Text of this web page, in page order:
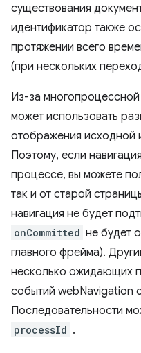
существования
идентификатор также
протяжении всего
(при нескольких
Из-за
может использовать
отображения исходной
Поэтому, если
процессе, вы можете
так и от старой
навигация не будет
onCommitted не будет
главного фрейма).
несколько ожидающих
событий webNavigation
Последовательности
processId .